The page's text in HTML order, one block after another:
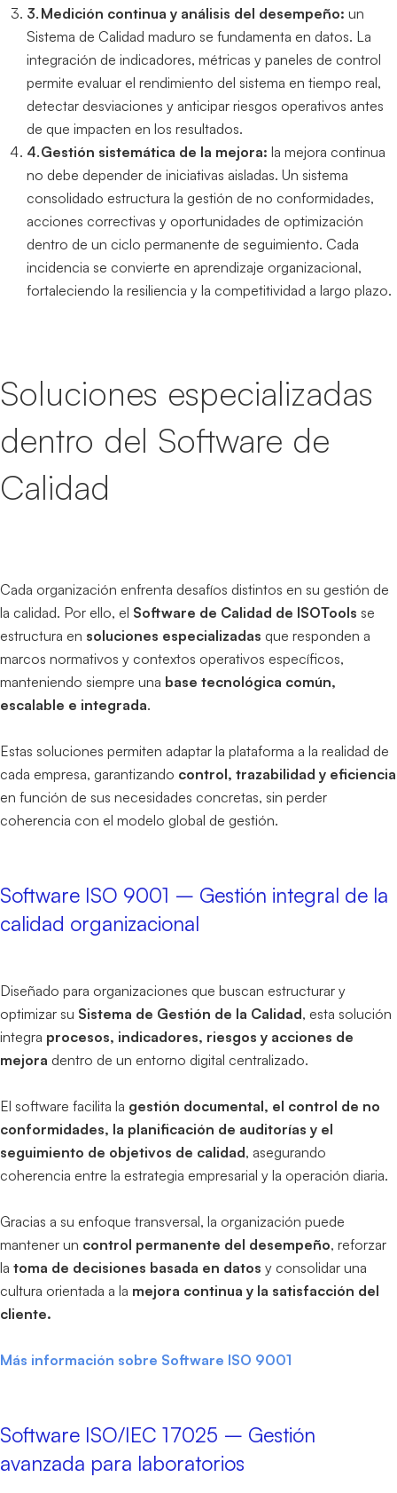
Medición continua y análisis del desempeño: un
Sistema de Calidad maduro se fundamenta en datos. La
integración de indicadores, métricas y paneles de control
permite evaluar el rendimiento del sistema en tiempo real,
detectar desviaciones y anticipar riesgos operativos antes
de que impacten en los resultados.
Gestión sistemática de la mejora: la mejora continua
no debe depender de iniciativas aisladas. Un sistema
consolidado estructura la gestión de no conformidades,
acciones correctivas y oportunidades de optimización
dentro de un ciclo permanente de seguimiento. Cada
incidencia se convierte en aprendizaje organizacional,
fortaleciendo la resiliencia y la competitividad a largo plazo.
Soluciones especializadas
dentro del Software de
Calidad
Cada organización enfrenta desafíos distintos en su gestión de
la calidad. Por ello, el Software de Calidad de ISOTools se
estructura en soluciones especializadas que responden a
marcos normativos y contextos operativos específicos,
manteniendo siempre una base tecnológica común,
escalable e integrada.
Estas soluciones permiten adaptar la plataforma a la realidad de
cada empresa, garantizando control, trazabilidad y eficiencia
en función de sus necesidades concretas, sin perder
coherencia con el modelo global de gestión.
Software ISO 9001 – Gestión integral de la
calidad organizacional
Diseñado para organizaciones que buscan estructurar y
optimizar su Sistema de Gestión de la Calidad, esta solución
integra procesos, indicadores, riesgos y acciones de
mejora dentro de un entorno digital centralizado.
El software facilita la gestión documental, el control de no
conformidades, la planificación de auditorías y el
seguimiento de objetivos de calidad, asegurando
coherencia entre la estrategia empresarial y la operación diaria.
Gracias a su enfoque transversal, la organización puede
mantener un control permanente del desempeño, reforzar
la toma de decisiones basada en datos y consolidar una
cultura orientada a la mejora continua y la satisfacción del
cliente.
Más información sobre Software ISO 9001
Software ISO/IEC 17025 – Gestión
avanzada para laboratorios